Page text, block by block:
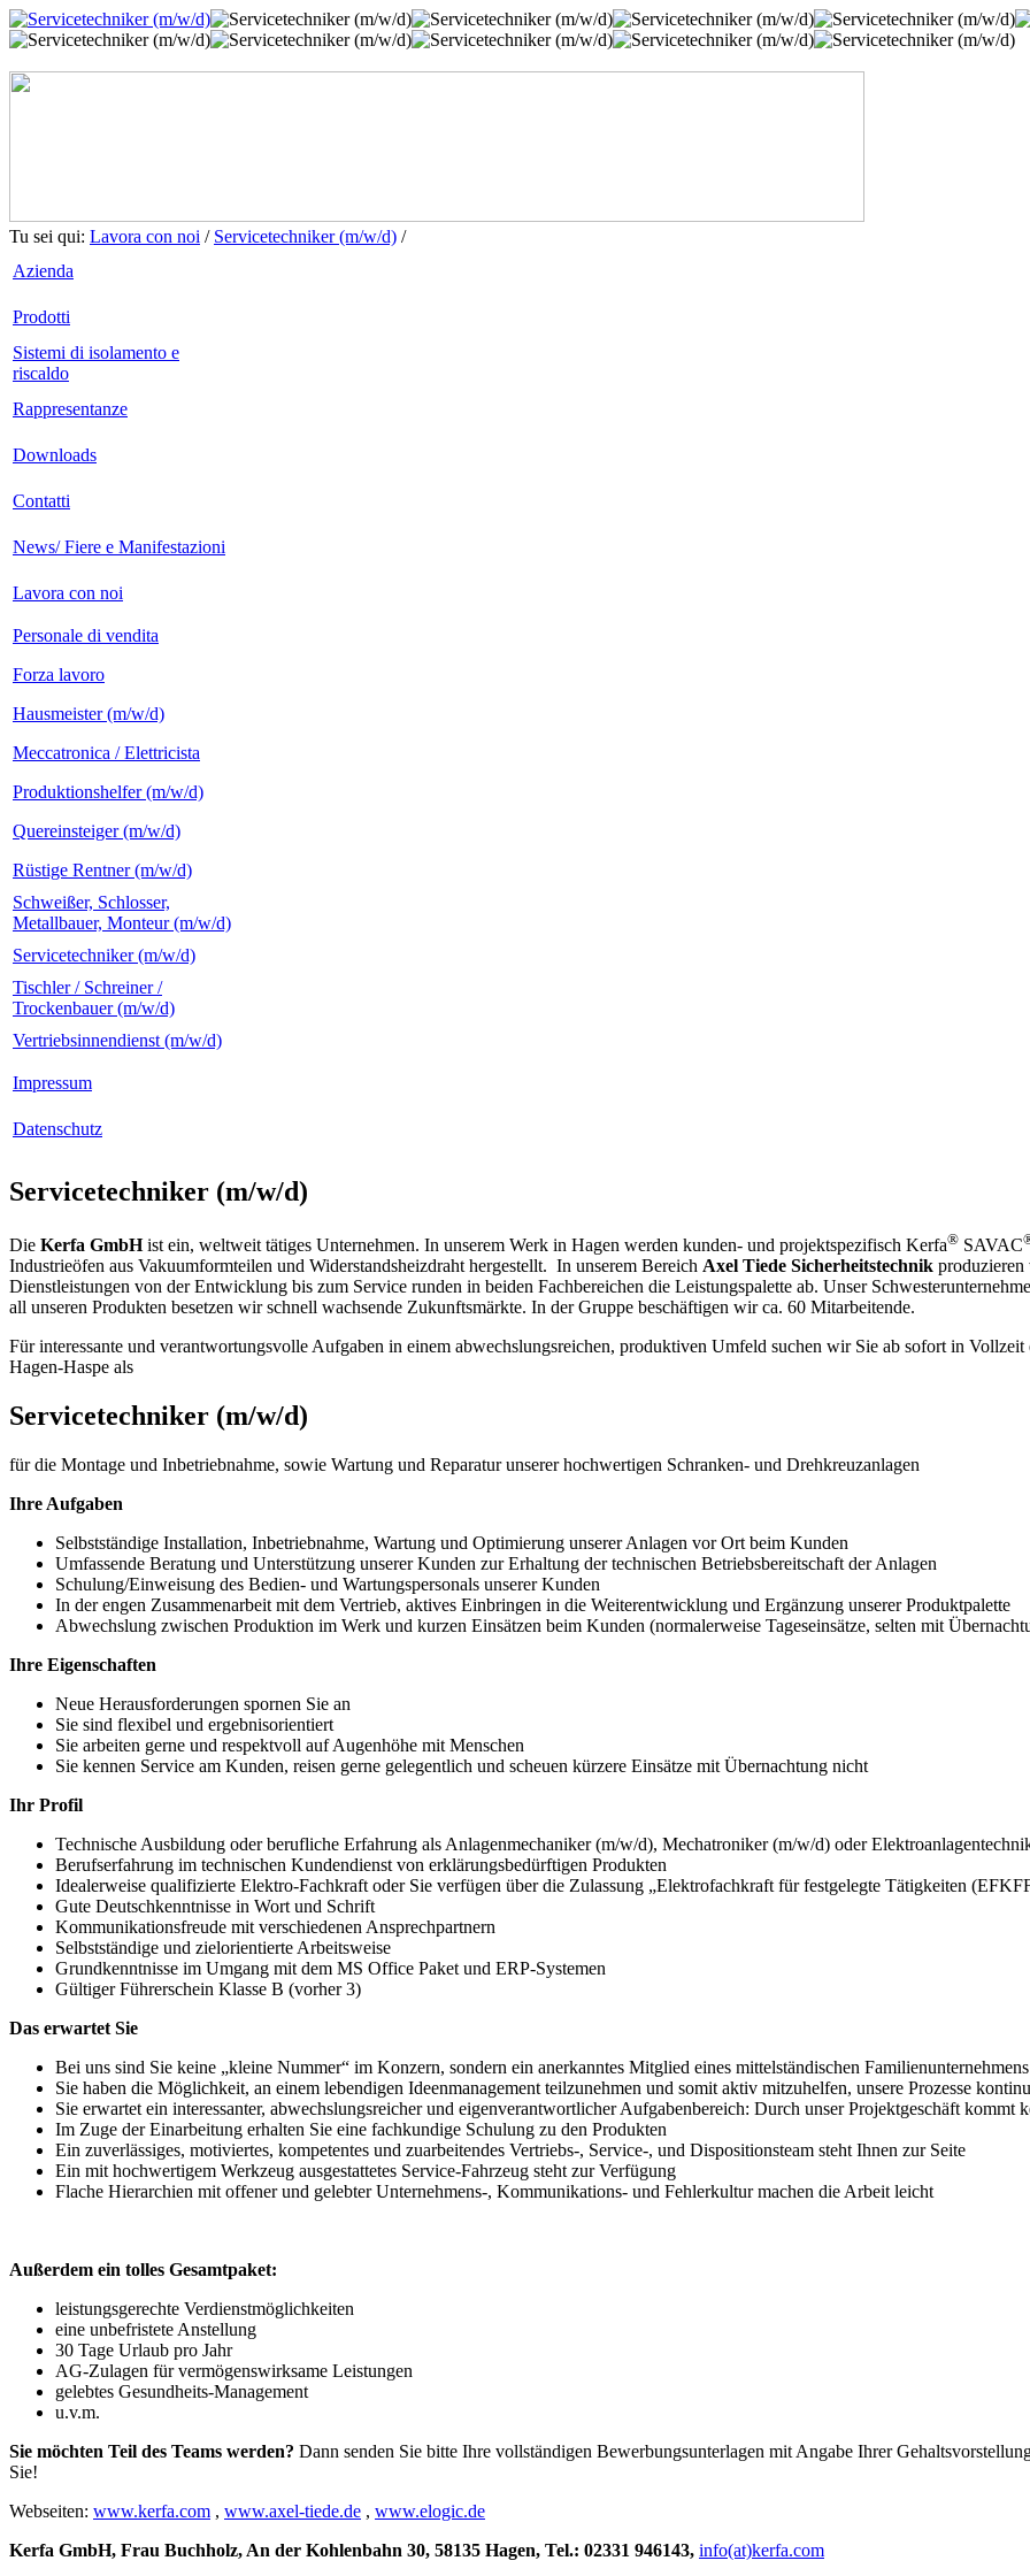
Tu sei qui: Lavora con noi / Servicetechniker (m/w/d) /
Azienda
Prodotti
Sistemi di isolamento e
riscaldo
Rappresentanze
Downloads
Contatti
News/ Fiere e Manifestazioni
Lavora con noi
Personale di vendita
Forza lavoro
Hausmeister (m/w/d)
Meccatronica / Elettricista
Produktionshelfer (m/w/d)
Quereinsteiger (m/w/d)
Rüstige Rentner (m/w/d)
Schweißer, Schlosser,
Metallbauer, Monteur (m/w/d)
Servicetechniker (m/w/d)
Tischler / Schreiner /
Trockenbauer (m/w/d)
Vertriebsinnendienst (m/w/d)
Impressum
Datenschutz
Servicetechniker (m/w/d)
Die Kerfa GmbHist ein, weltweit tätiges Unternehmen. In unserem Werk in Hagen werden kunden- und projektspezifisch Kerfa® SAVAC
Industrieöfen aus Vakuumformteilen und Widerstandsheizdraht hergestellt. In unserem Bereich Axel Tiede Sicherheitstechnik produzieren
Dienstleistungen von der Entwicklung bis zum Service runden in beiden Fachbereichen die Leistungspalette ab. Unser
all unseren Produkten besetzen wir schnell wachsende Zukunftsmärkte. In der Gruppe beschäftigen wir ca. 60 Mitarbeitende.
Für interessante und verantwortungsvolle Aufgaben in einem abwechslungsreichen, produktiven Umfeld suchen wir Sie ab sofort in
Hagen-Haspe als
Servicetechniker (m/w/d)
für die Montage und Inbetriebnahme, sowie Wartung und Reparatur unserer hochwertigen Schranken- und Drehkreuzanlagen
Ihre Aufgaben
Selbstständige Installation, Inbetriebnahme, Wartung und Optimierung unserer Anlagen vor Ort beim Kunden
Umfassende Beratung und Unterstützung unserer Kunden zur Erhaltung der technischen Betriebsbereitschaft der Anlagen
Schulung/Einweisung des Bedien- und Wartungspersonals unserer Kunden
In der engen Zusammenarbeit mit dem Vertrieb, aktives Einbringen in die Weiterentwicklung und Ergänzung unserer Produktpalette
Abwechslung zwischen Produktion im Werk und kurzen Einsätzen beim Kunden (normalerweise Tageseinsätze, selten mit
Ihre Eigenschaften
Neue Herausforderungen spornen Sie an
Sie sind flexibel und ergebnisorientiert
Sie arbeiten gerne und respektvoll auf Augenhöhe mit Menschen
Sie kennen Service am Kunden, reisen gerne gelegentlich und scheuen kürzere Einsätze mit Übernachtung nicht
Ihr Profil
Technische Ausbildung oder berufliche Erfahrung als Anlagenmechaniker (m/w/d), Mechatroniker (m/w/d) oder
Berufserfahrung im technischen Kundendienst von erklärungsbedürftigen Produkten
Idealerweise qualifizierte Elektro-Fachkraft oder Sie verfügen über die Zulassung „Elektrofachkraft für festgelegte Tätigkeiten
Gute Deutschkenntnisse in Wort und Schrift
Kommunikationsfreude mit verschiedenen Ansprechpartnern
Selbstständige und zielorientierte Arbeitsweise
Grundkenntnisse im Umgang mit dem MS Office Paket und ERP-Systemen
Gültiger Führerschein Klasse B (vorher 3)
Das erwartet Sie
Bei uns sind Sie keine „kleine Nummer“ im Konzern, sondern ein anerkanntes Mitglied eines mittelständischen Familienunternehmens
Sie haben die Möglichkeit, an einem lebendigen Ideenmanagement teilzunehmen und somit aktiv mitzuhelfen, unsere Prozesse
Sie erwartet ein interessanter, abwechslungsreicher und eigenverantwortlicher Aufgabenbereich: Durch unser Projektgeschäft kommt
Im Zuge der Einarbeitung erhalten Sie eine fachkundige Schulung zu den Produkten
Ein zuverlässiges, motiviertes, kompetentes und zuarbeitendes Vertriebs-, Service-, und Dispositionsteam steht Ihnen zur Seite
Ein mit hochwertigem Werkzeug ausgestattetes Service-Fahrzeug steht zur Verfügung
Flache Hierarchien mit offener und gelebter Unternehmens-, Kommunikations- und Fehlerkultur machen die Arbeit leicht
Außerdem ein tolles Gesamtpaket:
leistungsgerechte Verdienstmöglichkeiten
eine unbefristete Anstellung
30 Tage Urlaub pro Jahr
AG-Zulagen für vermögenswirksame Leistungen
gelebtes Gesundheits-Management
u.v.m.
Sie möchten Teil des Teams werden? Dann senden Sie bitte Ihre vollständigen Bewerbungsunterlagen mit Angabe Ihrer
Sie!
Webseiten: www.kerfa.com , www.axel-tiede.de , www.elogic.de
Kerfa GmbH, Frau Buchholz, An der Kohlenbahn 30, 58135 Hagen, Tel.: 02331 946143, info(at)kerfa.com